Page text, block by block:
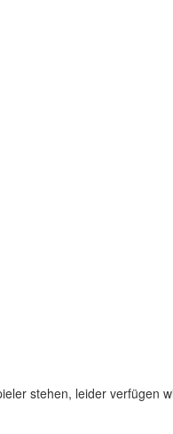
stehen, leider verfügen